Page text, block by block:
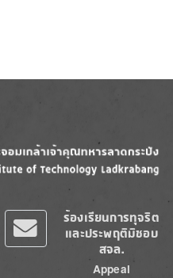
ร้องเรียนการทุจริต
และประพฤติมิชอบ
สจล.
Appeal